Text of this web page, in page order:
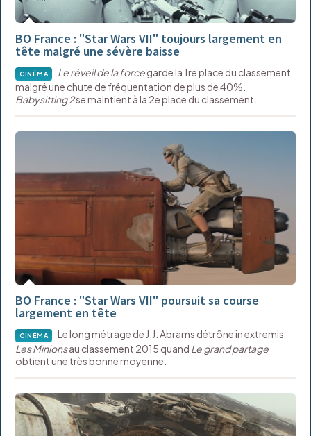
BO France : "Star Wars VII" toujours largement en
tête malgré une sévère baisse
CINÉMA Le réveil de la forcegarde la 1re place du classement
malgré une chute de fréquentation de plus de 40%.
Babysitting 2se maintient à la 2e place du classement.
BO France : "Star Wars VII" poursuit sa course
largement en tête
CINÉMA
Le long métrage de J.J. Abrams détrône in extremis
Les Minionsau classement 2015 quand Le grand partage
obtient une très bonne moyenne.